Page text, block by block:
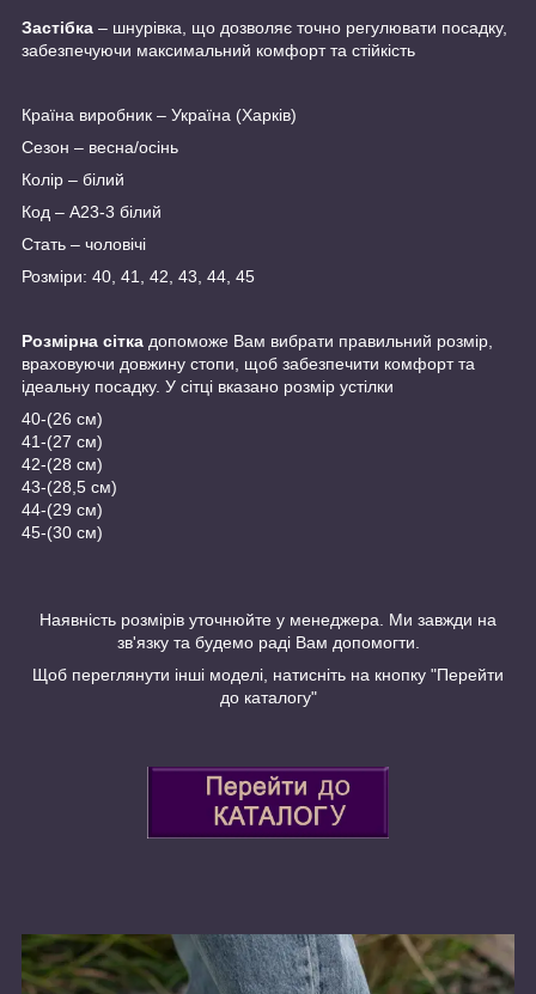
Застібка – шнурівка, що дозволяє точно регулювати посадку,
забезпечуючи максимальний комфорт та стійкість
Країна виробник – Україна (Харків)
Сезон – весна/осінь
Колір – білий
Код – А23-3 білий
Стать – чоловічі
Розміри: 40, 41, 42, 43, 44, 45
Розмірна сітка допоможе Вам вибрати правильний розмір,
враховуючи довжину стопи, щоб забезпечити комфорт та
ідеальну посадку. У сітці вказано розмір устілки
40-(26 см)
41-(27 см)
42-(28 см)
43-(28,5 см)
44-(29 см)
45-(30 см)
Наявність розмірів уточнюйте у менеджера. Ми завжди на
зв'язку та будемо раді Вам допомогти.
Щоб переглянути інші моделі, натисніть на кнопку "Перейти
до каталогу"